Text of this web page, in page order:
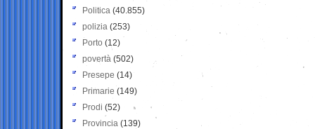
Politica (40.855)
polizia (253)
Porto (12)
povertà (502)
Presepe (14)
Primarie (149)
Prodi (52)
Provincia (139)